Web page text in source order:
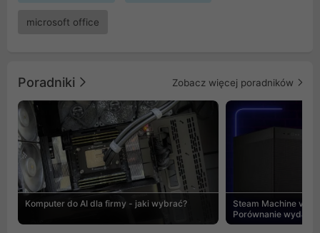
microsoft office
Poradniki Zobacz więcej poradników
Komputer do AI dla firmy - jaki wybrać?
Steam Machine vs
Porównanie